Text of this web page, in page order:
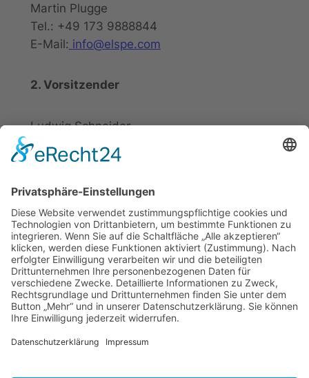
Martin Plugge
Tel.: +49 173 9888844
E-Mail: info@elspe.com
2. Vorsitzender
Ludwig Schneider
Tel.: +49 2721 20800
E-Mail:info@elspe.com
Kontakt
Arbeitsgemeinschaft für
örtliche Belange e. V.
ARGE Elspe
Quellengrund 6
Datenschutzerklärung
Impressum
Kontakt
Download